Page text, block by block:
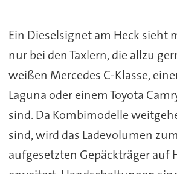
Ein Dieselsignet am Heck sieht
nur bei den Taxlern, die allzu
weißen Mercedes C-Klasse,
Laguna oder einem Toyota
sind. Da Kombimodelle
sind, wird das Ladevolumen
aufgesetzten Gepäckträger auf